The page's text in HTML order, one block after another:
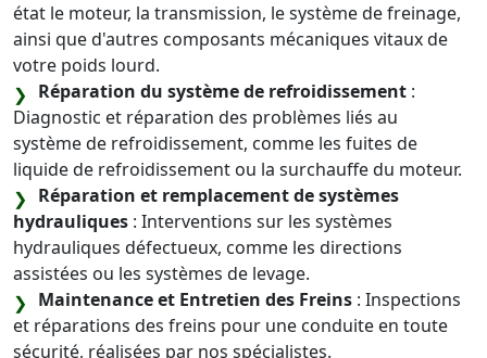
état le moteur, la transmission, le système de freinage,
ainsi que d'autres composants mécaniques vitaux de
votre poids lourd.
Réparation du système de refroidissement :
Diagnostic et réparation des problèmes liés au
système de refroidissement, comme les fuites de
liquide de refroidissement ou la surchauffe du moteur.
Réparation et remplacement de systèmes
hydrauliques : Interventions sur les systèmes
hydrauliques défectueux, comme les directions
assistées ou les systèmes de levage.
Maintenance et Entretien des Freins : Inspections
et réparations des freins pour une conduite en toute
sécurité, réalisées par nos spécialistes.